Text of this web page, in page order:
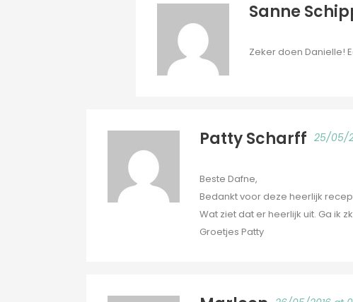
Sanne
Zeker doen Danielle!
Patty Scharff 25/05/
Beste Dafne,
Bedankt voor deze heerlijk
Wat ziet dat er heerlijk uit. Ga ik
Groetjes Patty